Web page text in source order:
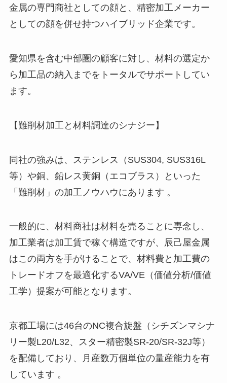
金属の専門商社としての顔と、精密加工メーカー
としての顔を併せ持つハイブリッド企業です。
愛知県を含む中部圏の顧客に対し、材料の選定か
ら加工品の納入までをトータルでサポートしてい
ます。
【難削材加工と材料調達のシナジー】
同社の強みは、ステンレス（SUS304, SUS316L
等）や銅、鉛レス黄銅（エコブラス）といった
「難削材」の加工ノウハウにあります 。
一般的に、材料商社は材料を売ることに専念し、
加工業者は加工賃で稼ぐ構造ですが、辰己屋金属
はこの両方を手がけることで、材料費と加工費の
トレードオフを最適化するVA/VE（価値分析/価値
工学）提案が可能となります。
京都工場には46台のNC複合旋盤（シチズンマシナ
リー製L20/L32、スター精密製SR-20/SR-32J等）
を配備しており、月産数万個単位の量産能力を有
しています 。